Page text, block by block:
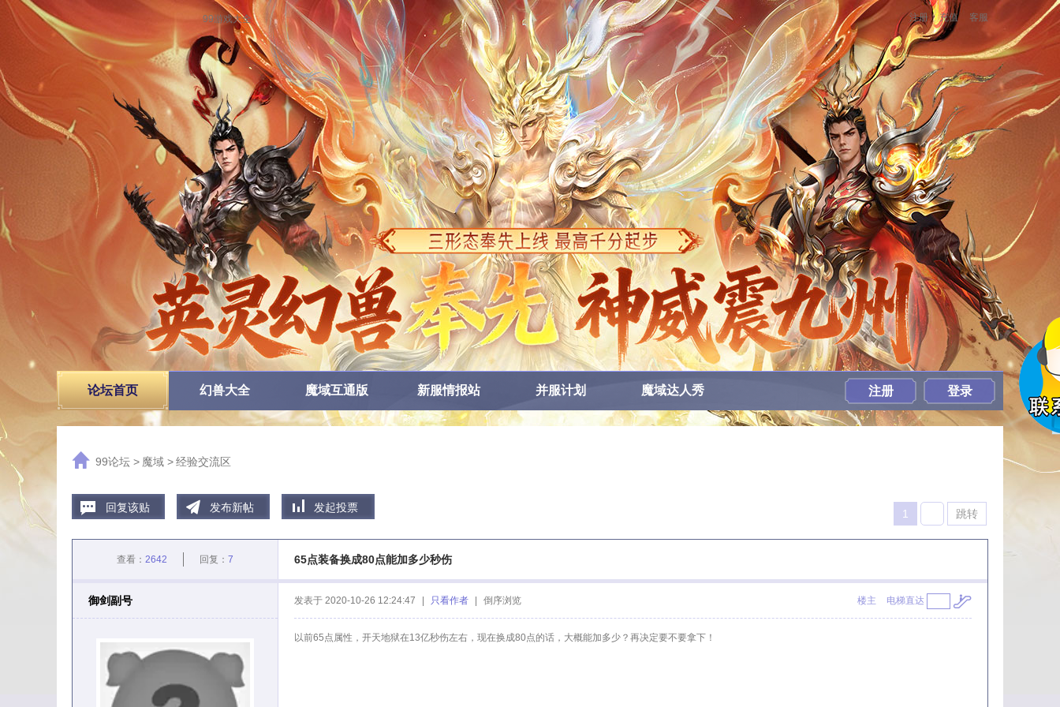
99游戏大全 注册 充值 客服
论坛首页 幻兽大全 魔域互通版 新服情报站 并服计划 魔域达人秀 注册 登录
99论坛 > 魔域 >经验交流区
回复该贴 发布新帖 发起投票 1 跳转
查看： 2642 回复： 7 65点装备换成80点能加多少秒伤
御剑副号 发表于 2020-10-26 12:24:47 只看作者 倒序浏览 楼主 电梯直达
以前65点属性，开天地狱在13亿秒伤左右，现在换成80点的话，大概能加多少？再决定要不要拿下！